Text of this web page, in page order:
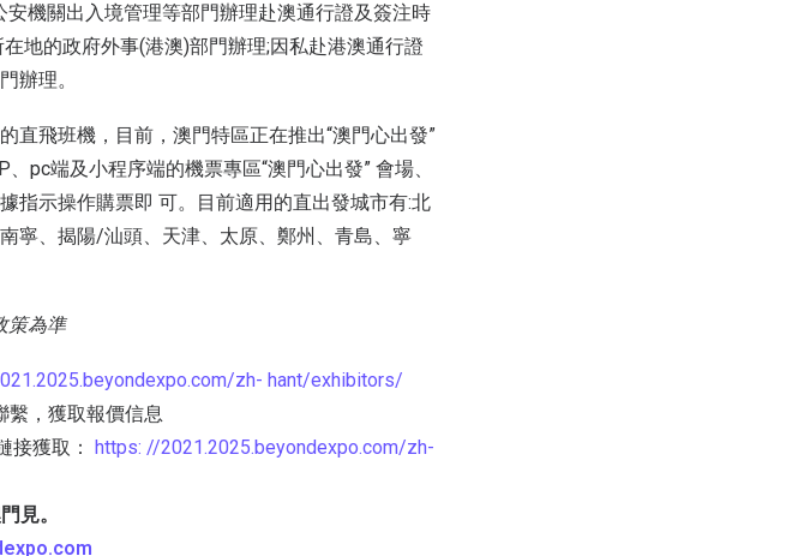
機關出入境管理等部門辦理赴澳通行證及簽注時
地的政府外事(港澳)部門辦理;因私赴港澳通行證
辦理。
直飛班機，目前，澳門特區正在推出“澳門心出發”
pc端及小程序端的機票專區“澳門心出發” 會場、
指示操作購票即 可。目前適用的直出發城市有:北
寧、揭陽/汕頭、天津、太原、鄭州、青島、寧
策為準
zh- hant/exhibitors/
繫，獲取報價信息
接獲取：
https: //2021.2025.beyondexpo.com/zh-
見。